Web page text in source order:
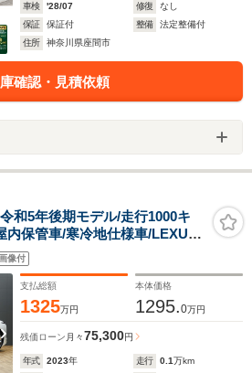
車検
'28/07 修復
なし
保証
保証付 整備
法定整備付
住所
神奈川県座間市
確認・見積依頼
5年後期モデル/走行1000キ
内保管車/寒冷地仕様車/LEXUS
クレビンソン/モデリスタエア
ル/トルセンLSD/ヘッドアップ
像付
支払総額
1325万円
本体価格
1295.0万円
残価ローン 月々75,300円
年式 2023年 走行 0.1万km